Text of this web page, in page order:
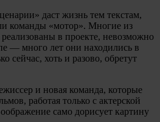
даст жизнь тем текстам,
команды «‎мотор»‎. Многие из
в проекте, невозможно
— много лет они находились в
сейчас, хоть и разово, обретут
и новая команда, которые
работая только с актерской
само дорисует картину